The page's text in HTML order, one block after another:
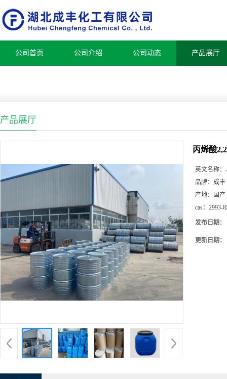
公司首页 公司介绍 公司动态 产品展厅
产品展厅
丙烯酸
英文名称： -
品牌： 成丰
产地：
国产
cas： 2993-
发布日期：
更新日期：